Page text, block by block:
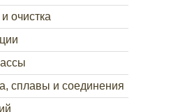
очистка
сплавы и соединения